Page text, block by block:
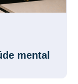
mental